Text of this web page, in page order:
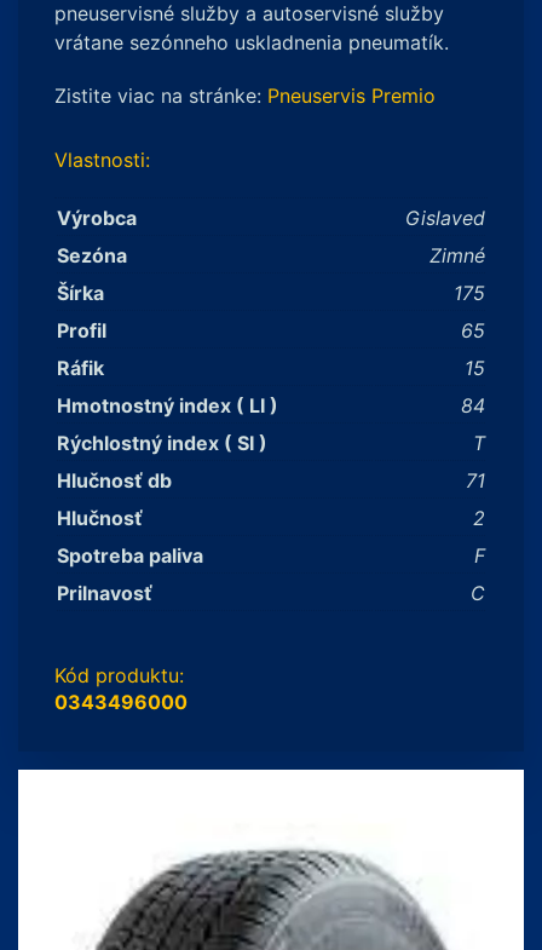
pneuservisné služby a autoservisné služby
vrátane sezónneho uskladnenia pneumatík.
Zistite viac na stránke: Pneuservis Premio
Vlastnosti:
Výrobca
Gislaved
Sezóna
Zimné
Šírka
175
Profil
65
Ráfik
15
Hmotnostný index ( LI )
84
Rýchlostný index ( SI )
T
Hlučnosť db
71
Hlučnosť
2
Spotreba paliva
F
Prilnavosť
C
Kód produktu:
0343496000